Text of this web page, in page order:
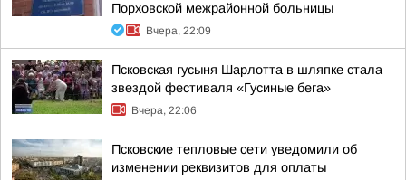
Порховской межрайонной больницы
Вчера, 22:09
Псковская гусыня Шарлотта в шляпке стала
звездой фестиваля «Гусиные бега»
Вчера, 22:06
Псковские тепловые сети уведомили об
изменении реквизитов для оплаты